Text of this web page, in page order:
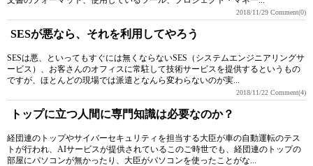
2018/11/29 Comment(0)
SESが悪なら、それを利用してやろう
SESは悪、といってもすぐには無くならないSES（システムエンジニアリングサ
ービス）、お客さんのオフィスに常駐して技術サービスを提供するというもの
ですが、ほとんどの現場では派遣となんら変わらないのが実...
2018/11/22 Comment(4)
トップに立つ人間に専門知識は必要なのか？
経団連のトップやサイバーセキュリティを担当する大臣が車の自動運転のテス
トが行われ、AIサービスが提供されているこのご時世でも、経団連のトップの
部屋にパソコンが無かったり、大臣がパソコンを使ったことがな...